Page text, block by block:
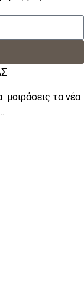
μοιράσεις τα νέα